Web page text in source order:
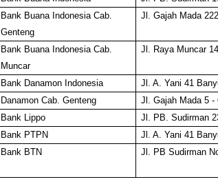
Bank Buana Indonesia Cab.
Genteng
Jl. Gajah Mada
Bank Buana Indonesia Cab.
Muncar
Jl. Raya Muncar
Bank Danamon Indonesia Jl. A. Yani 41
Danamon Cab. Genteng Jl. Gajah Mada 5 -
Bank Lippo Jl. PB. Sudirman
Bank PTPN Jl. A. Yani 41
Bank BTN Jl. PB Sudirman